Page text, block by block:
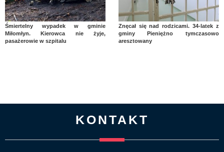
Śmiertelny wypadek w gminie
Miłomłyn. Kierowca nie żyje,
pasażerowie w szpitalu
Znęcał się nad rodzicami. 34-latek z
gminy Pieniężno tymczasowo
aresztowany
KONTAKT